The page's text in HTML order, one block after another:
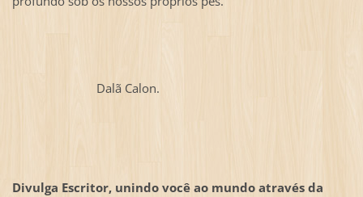
Dalã Calon.
Divulga Escritor, unindo você ao mundo através da